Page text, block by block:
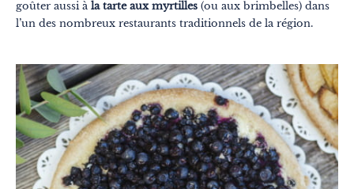
goûter aussi à la tarte aux myrtilles (ou aux brimbelles) dans
l’un des nombreux restaurants traditionnels de la région.